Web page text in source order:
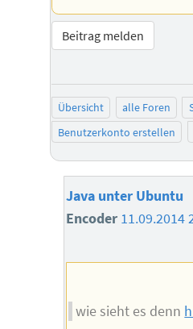
Beitrag melden
Übersicht alle Foren
Benutzerkonto erstellen
Java unter Ubuntu
Encoder 11.09.2014
wie sieht es denn